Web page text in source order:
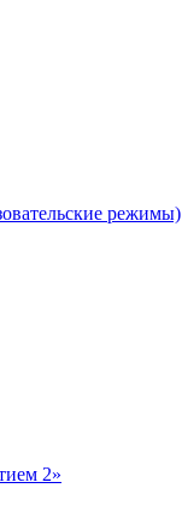
режимы)
2»